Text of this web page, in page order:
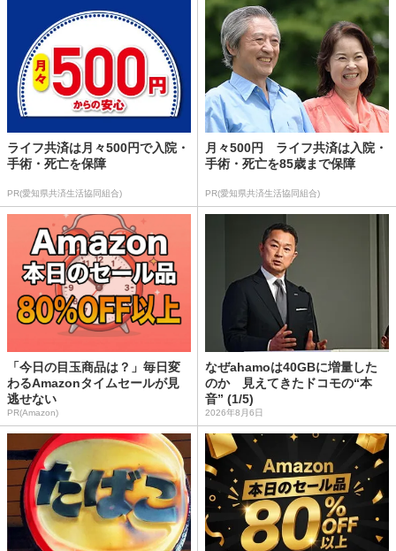
ライフ共済は月々500円で入院・
手術・死亡を保障
PR(愛知県共済生活協同組合)
月々500円 ライフ共済は入院・
手術・死亡を85歳まで保障
PR(愛知県共済生活協同組合)
「今日の目玉商品は？」毎日変
わるAmazonタイムセールが見
逃せない
PR(Amazon)
なぜahamoは40GBに増量した
のか 見えてきたドコモの“本
音” (1/5)
2026年8月6日